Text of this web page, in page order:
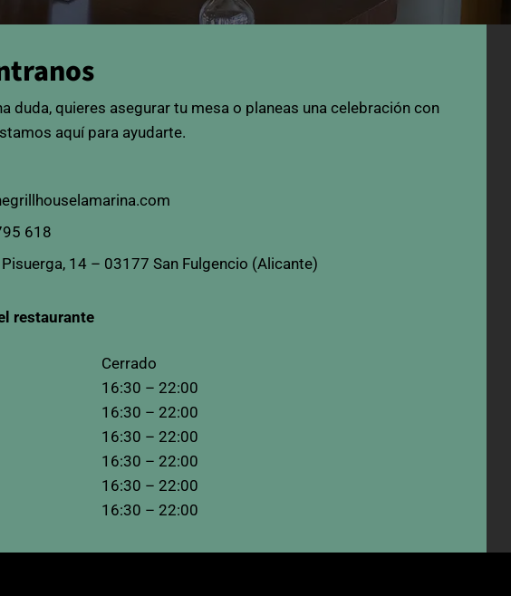
duda, quieres asegurar tu mesa o planeas una celebración con
aquí para ayudarte.
618
Pisuerga, 14 – 03177 San Fulgencio (Alicante)
restaurante
Cerrado
16:30 – 22:00
16:30 – 22:00
16:30 – 22:00
16:30 – 22:00
16:30 – 22:00
16:30 – 22:00